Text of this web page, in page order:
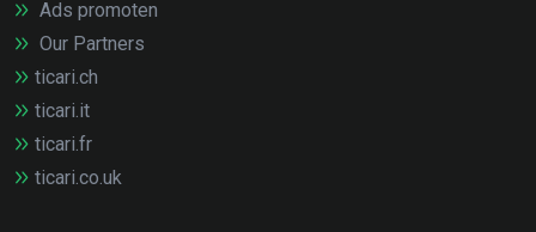
Ads promoten
Our Partners
ticari.ch
ticari.it
ticari.fr
ticari.co.uk